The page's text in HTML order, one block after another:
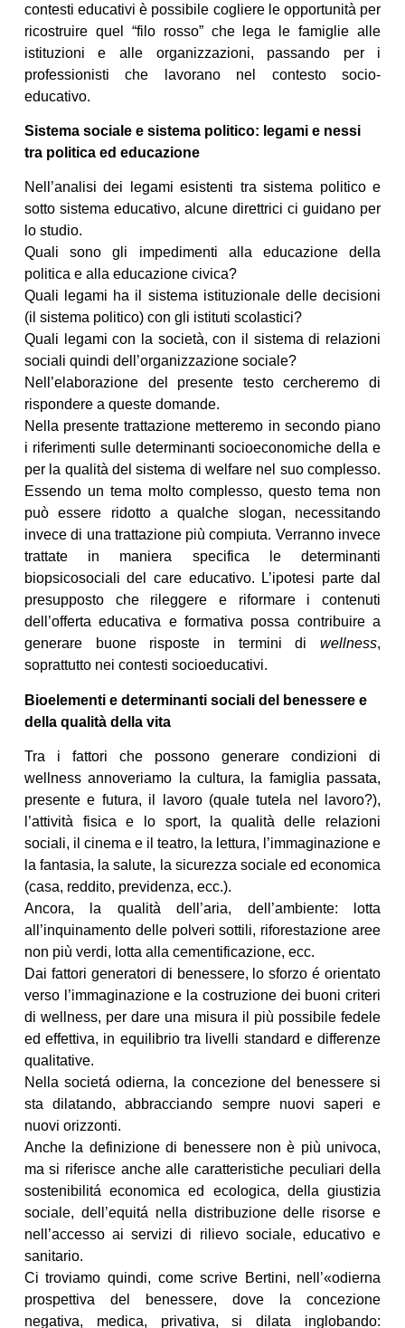
contesti educativi è possibile cogliere le opportunità per
ricostruire quel “filo rosso” che lega le famiglie alle
istituzioni e alle organizzazioni, passando per i
professionisti che lavorano nel contesto socio-
educativo.
Sistema sociale e sistema politico: legami e nessi
tra politica ed educazione
Nell’analisi dei legami esistenti tra sistema politico e
sotto sistema educativo, alcune direttrici ci guidano per
lo studio.
Quali sono gli impedimenti alla educazione della
politica e alla educazione civica?
Quali legami ha il sistema istituzionale delle decisioni
(il sistema politico) con gli istituti scolastici?
Quali legami con la società, con il sistema di relazioni
sociali quindi dell’organizzazione sociale?
Nell’elaborazione del presente testo cercheremo di
rispondere a queste domande.
Nella presente trattazione metteremo in secondo piano
i riferimenti sulle determinanti socioeconomiche della e
per la qualità del sistema di welfare nel suo complesso.
Essendo un tema molto complesso, questo tema non
può essere ridotto a qualche slogan, necessitando
invece di una trattazione più compiuta. Verranno invece
trattate in maniera specifica le determinanti
biopsicosociali del care educativo. L’ipotesi parte dal
presupposto che rileggere e riformare i contenuti
dell’offerta educativa e formativa possa contribuire a
generare buone risposte in termini diwellness,
soprattutto nei contesti socioeducativi.
Bioelementi e determinanti sociali del benessere e
della qualità della vita
Tra i fattori che possono generare condizioni di
wellness annoveriamo la cultura, la famiglia passata,
presente e futura, il lavoro (quale tutela nel lavoro?),
l’attività fisica e lo sport, la qualità delle relazioni
sociali, il cinema e il teatro, la lettura, l’immaginazione e
la fantasia, la salute, la sicurezza sociale ed economica
(casa, reddito, previdenza, ecc.).
Ancora, la qualità dell’aria, dell’ambiente: lotta
all’inquinamento delle polveri sottili, riforestazione aree
non più verdi, lotta alla cementificazione, ecc.
Dai fattori generatori di benessere, lo sforzo é orientato
verso l’immaginazione e la costruzione dei buoni criteri
di wellness, per dare una misura il più possibile fedele
ed effettiva, in equilibrio tra livelli standard e differenze
qualitative.
Nella societá odierna, la concezione del benessere si
sta dilatando, abbracciando sempre nuovi saperi e
nuovi orizzonti.
Anche la definizione di benessere non è più univoca,
ma si riferisce anche alle caratteristiche peculiari della
sostenibilitá economica ed ecologica, della giustizia
sociale, dell’equitá nella distribuzione delle risorse e
nell’accesso ai servizi di rilievo sociale, educativo e
sanitario.
Ci troviamo quindi, come scrive Bertini, nell’«odierna
prospettiva del benessere, dove la concezione
negativa, medica, privativa, si dilata inglobando: